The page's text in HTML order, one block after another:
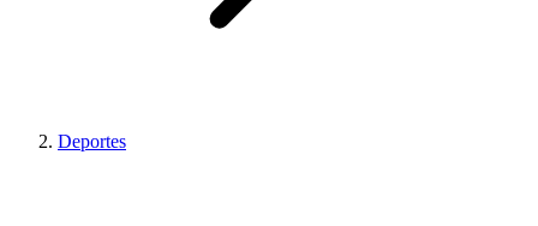
Deportes